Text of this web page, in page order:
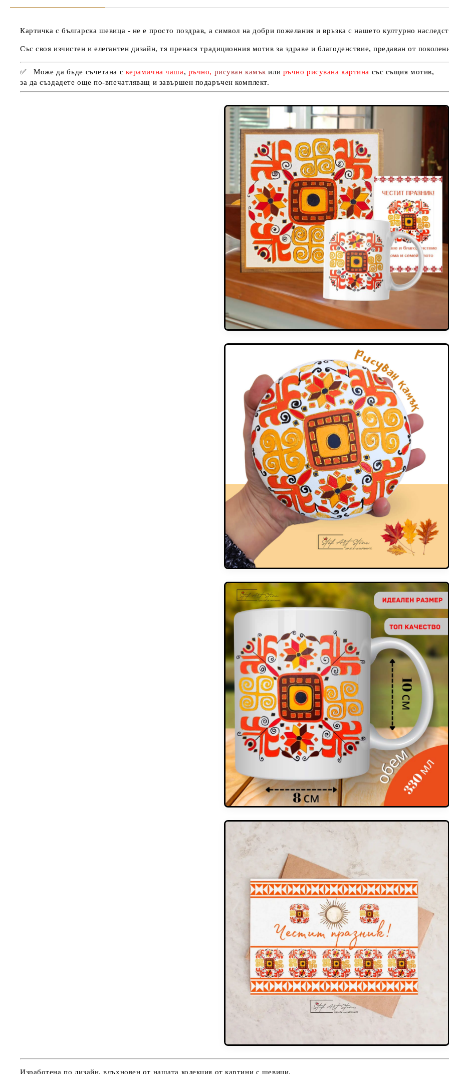
Картичка с българска шевица - не е просто поздрав, а символ на добри пожелания и връзка с нашето културно
Със своя изчистен и елегантен дизайн, тя пренася традиционния мотив за здраве и благоденствие, предаван от
✅ Може да бъде съчетана с керамична чаша, ръчно, рисуван камък или ръчно рисувана картина със същия мотив,
за да създадете още по-впечатляващ и завършен подаръчен комплект.
Изработена по дизайн, вдъхновен от нашата колекция от картини с шевици.